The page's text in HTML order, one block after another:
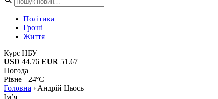
Політика
Гроші
Життя
Курс НБУ
USD 44.76 EUR 51.67
Погода
Рівне +24°C
Головна › Андрій Цьось
Імʼя